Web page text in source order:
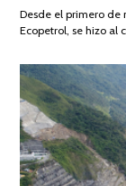
Desde el primero de
Ecopetrol, se hizo al